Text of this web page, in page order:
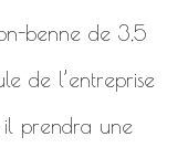
benne de 3,5
de l’entreprise
il prendra une